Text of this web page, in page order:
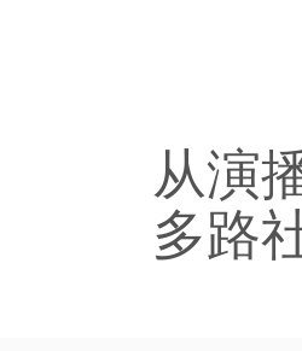
从演
多路